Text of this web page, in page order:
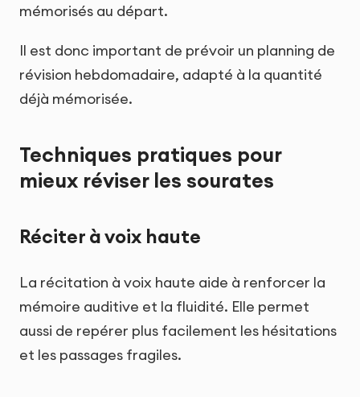
mémorisés au départ.
Il est donc important de prévoir un planning de
révision hebdomadaire, adapté à la quantité
déjà mémorisée.
Techniques pratiques pour
mieux réviser les sourates
Réciter à voix haute
La récitation à voix haute aide à renforcer la
mémoire auditive et la fluidité. Elle permet
aussi de repérer plus facilement les hésitations
et les passages fragiles.